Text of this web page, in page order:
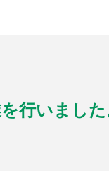
行いまし